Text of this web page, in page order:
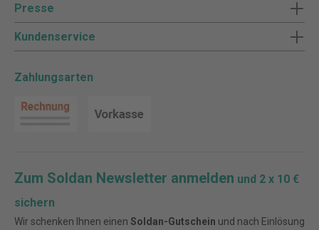
Presse
Kundenservice
Zahlungsarten
Zum Soldan Newsletter anmelden und 2 x 10 €
sichern
Wir schenken Ihnen einen Soldan-Gutschein und nach Einlösung